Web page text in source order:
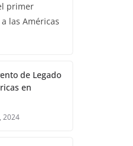
primer
las Américas
de Legado
en
2024